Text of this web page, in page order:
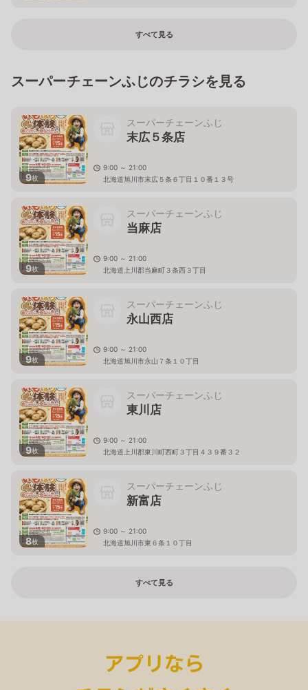
すべて見る
スーパーチェーンふじのチラシを見る
9枚
スーパーチェーンふじ
末広５条店
9:00 ～ 21:00
北海道旭川市末広５条６丁目１０番１３号
9枚
スーパーチェーンふじ
当麻店
9:00 ～ 21:00
北海道上川郡当麻町３条西３丁目
9枚
スーパーチェーンふじ
永山西店
9:00 ～ 21:00
北海道旭川市永山７条１０丁目
9枚
スーパーチェーンふじ
東川店
9:00 ～ 21:00
北海道上川郡東川町西町３丁目４３９番３２
8枚
スーパーチェーンふじ
新富店
9:00 ～ 21:00
北海道旭川市東６条１０丁目
すべて見る